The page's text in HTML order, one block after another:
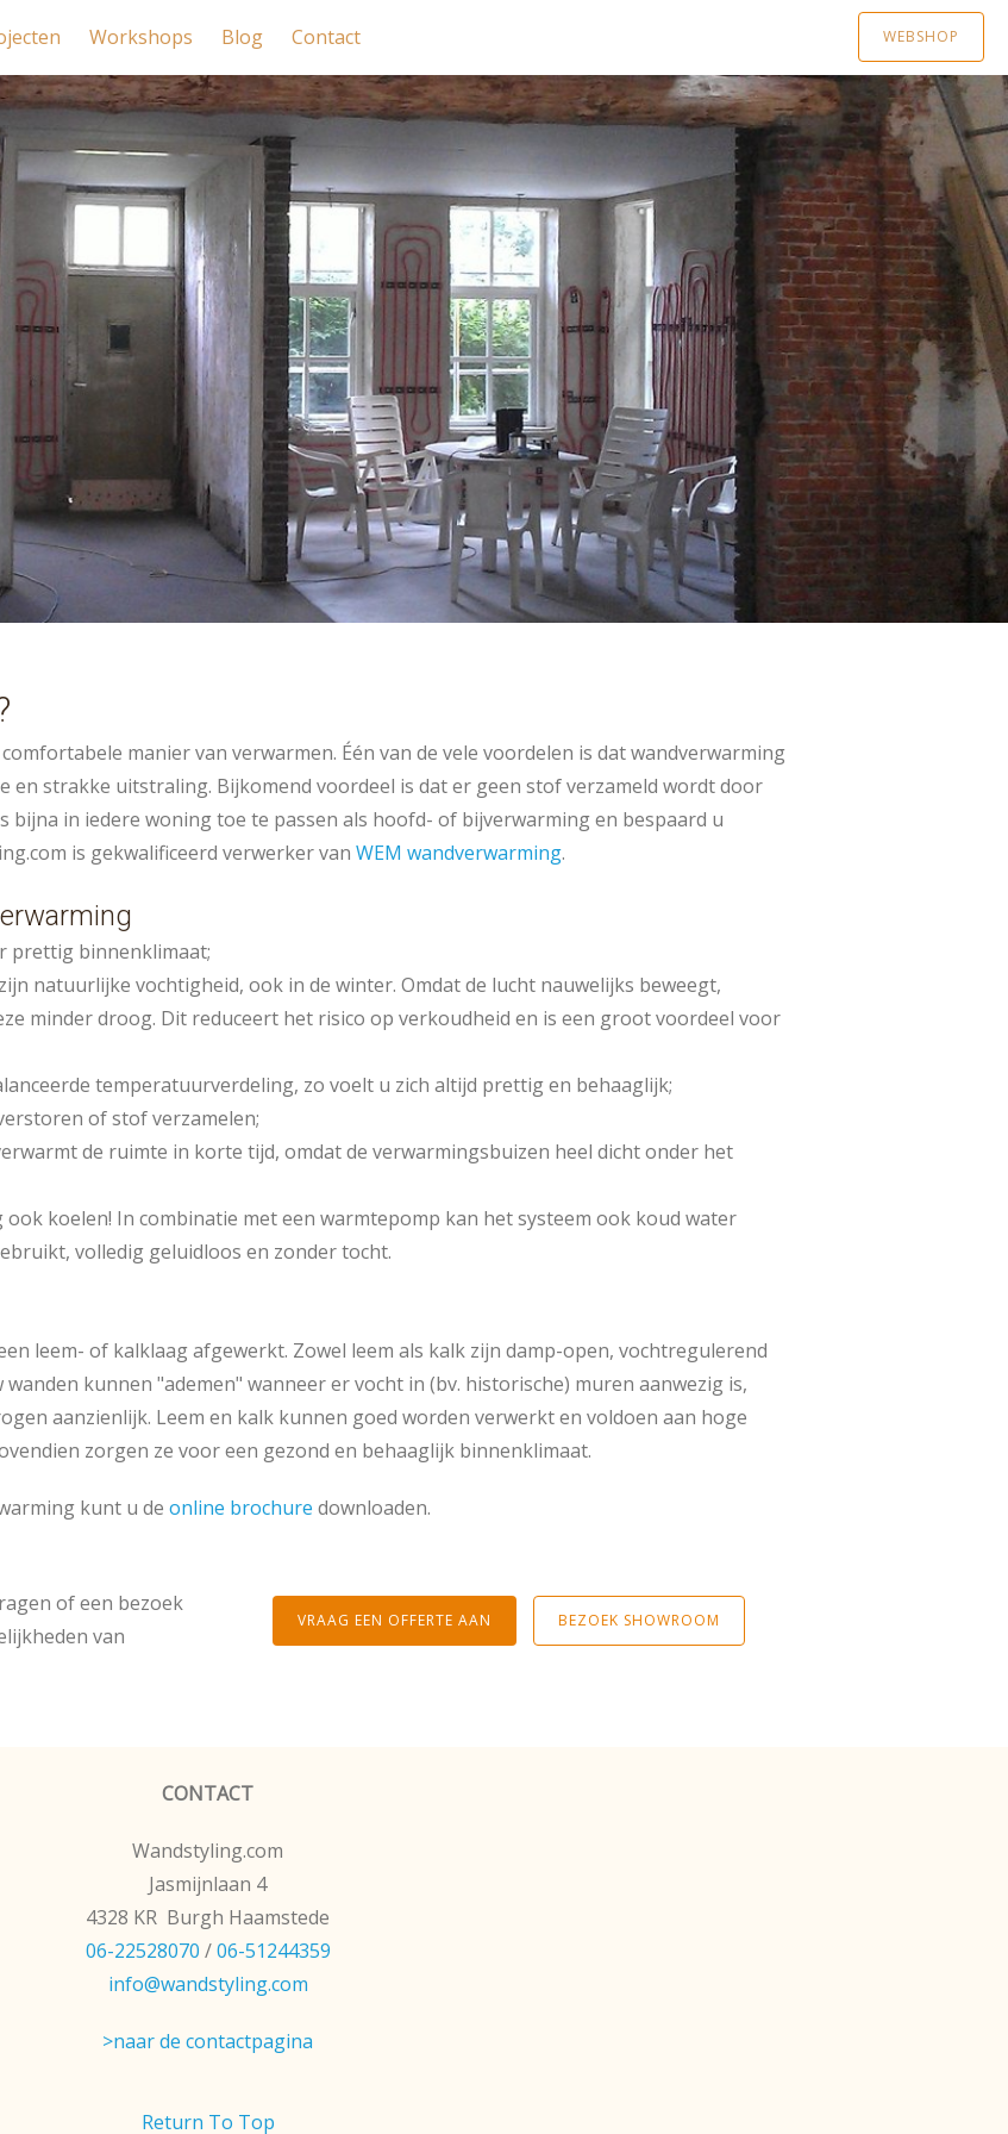
Workshops Blog Contact WEBSHOP
manier van verwarmen. Één van de vele voordelen is dat wandverwarming
en strakke uitstraling. Bijkomend voordeel is dat er geen stof verzameld wordt door
bijna in iedere woning toe te passen als hoofd- of bijverwarming en bespaard u
is gekwalificeerd verwerker van WEM wandverwarming.
prettig binnenklimaat;
natuurlijke vochtigheid, ook in de winter. Omdat de lucht nauwelijks beweegt,
minder droog. Dit reduceert het risico op verkoudheid en is een groot voordeel voor
temperatuurverdeling, zo voelt u zich altijd prettig en behaaglijk;
of stof verzamelen;
de ruimte in korte tijd, omdat de verwarmingsbuizen heel dicht onder het
koelen! In combinatie met een warmtepomp kan het systeem ook koud water
volledig geluidloos en zonder tocht.
leem- of kalklaag afgewerkt. Zowel leem als kalk zijn damp-open, vochtregulerend
kunnen "ademen" wanneer er vocht in (bv. historische) muren aanwezig is,
aanzienlijk. Leem en kalk kunnen goed worden verwerkt en voldoen aan hoge
zorgen ze voor een gezond en behaaglijk binnenklimaat.
kunt u de online brochure downloaden.
of een bezoek
van
VRAAG EEN OFFERTE AAN BEZOEK SHOWROOM
CONTACT
Wandstyling.com
Jasmijnlaan 4
4328 KR Burgh Haamstede
06-22528070 /06-51244359
info@wandstyling.com
>naar de contactpagina
Return To Top